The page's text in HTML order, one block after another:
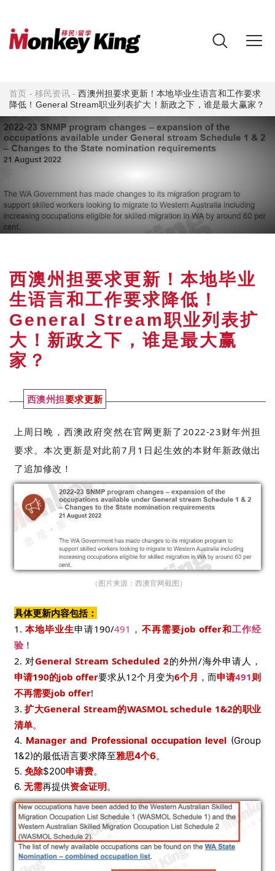
首页 -移民资讯-西澳州担要求更新！本地毕业生语言和工作要求
降低！General Stream职业列表扩大！新政之下，谁是最大赢家？
西澳州担要求更新！本地毕业
生语言和工作要求降低！
General Stream职业列表扩
大！新政之下，谁是最大赢
家？
西澳州担要求更新
上周日晚，西澳政府突然在官网更新了2022-23财年州担
要求。本次更新是对此前7月1日起生效的本财年新政做出
了追加修改！
（图片来源：西澳官网截图 ）
具体更新内容包括：
1.本地毕业生申请190/491 ， 不再需要job offer和工作经
验！
2. 对General Stream Scheduled 2的外州/海外申请人，
申请190的job offer要求从12个月变为6个月 ，而申请491则
不再需要job offer!
3.扩大General Stream的WASMOL schedule 1&2的职业
清单。
4. Manager and Professional occupation level(Group
1&2)的最低语言要求降至雅思4个6。
5. 免除$200申请费。
6. 无需再提供资金证明。